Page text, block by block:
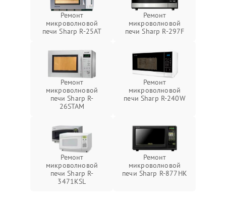
Ремонт
микроволновой
печи Sharp R-25AT
Ремонт
микроволновой
печи Sharp R-297F
Ремонт
микроволновой
печи Sharp R-
26STAM
Ремонт
микроволновой
печи Sharp R-240W
Ремонт
микроволновой
печи Sharp R-
3471KSL
Ремонт
микроволновой
печи Sharp R-877HK